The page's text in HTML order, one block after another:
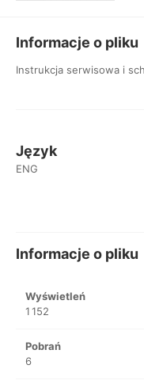
Informacje o pliku
Instrukcja serwisowa i
Język
ENG
Informacje o pliku
Wyświetleń
1 152
Pobrań
6